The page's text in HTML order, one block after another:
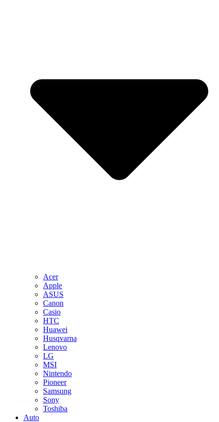
Acer
Apple
ASUS
Canon
Casio
HTC
Huawei
Husqvarna
Lenovo
LG
MSI
Nintendo
Pioneer
Samsung
Sony
Toshiba
Auto